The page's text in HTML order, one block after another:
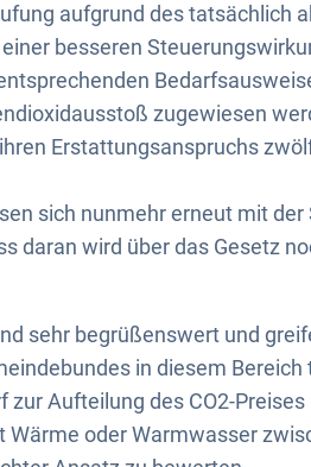
aufgrund des tatsächlich
besseren
zugewiesen
Erstattungsanspruchs
sich nunmehr erneut mit
daran wird über das Gesetz
sehr begrüßenswert und
in diesem
Aufteilung des CO2-
oder Warmwasser